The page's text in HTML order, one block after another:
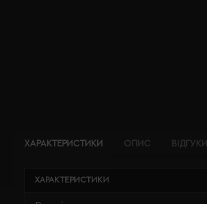
ХАРАКТЕРИСТИКИ ОПИС ВІДГУКИ
ХАРАКТЕРИСТИКИ